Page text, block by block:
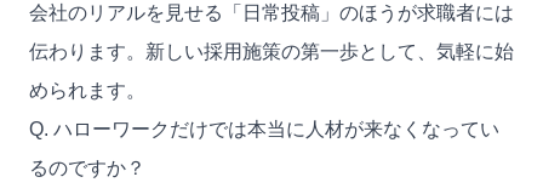
会社のリアルを見せる「日常投稿」のほうが求職者には
伝わります。新しい採用施策の第一歩として、気軽に始
められます。
Q. ハローワークだけでは本当に人材が来なくなってい
るのですか？